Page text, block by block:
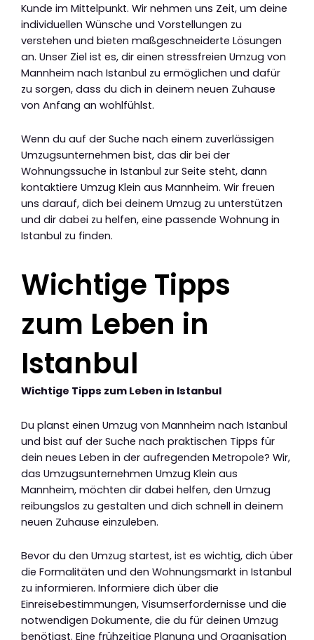
Kunde im Mittelpunkt. Wir nehmen uns Zeit, um deine
individuellen Wünsche und Vorstellungen zu
verstehen und bieten maßgeschneiderte Lösungen
an. Unser Ziel ist es, dir einen stressfreien Umzug von
Mannheim nach Istanbul zu ermöglichen und dafür
zu sorgen, dass du dich in deinem neuen Zuhause
von Anfang an wohlfühlst.
Wenn du auf der Suche nach einem zuverlässigen
Umzugsunternehmen bist, das dir bei der
Wohnungssuche in Istanbul zur Seite steht, dann
kontaktiere Umzug Klein aus Mannheim. Wir freuen
uns darauf, dich bei deinem Umzug zu unterstützen
und dir dabei zu helfen, eine passende Wohnung in
Istanbul zu finden.
Wichtige Tipps
zum Leben in
Istanbul
Wichtige Tipps zum Leben in Istanbul
Du planst einen Umzug von Mannheim nach Istanbul
und bist auf der Suche nach praktischen Tipps für
dein neues Leben in der aufregenden Metropole? Wir,
das Umzugsunternehmen Umzug Klein aus
Mannheim, möchten dir dabei helfen, den Umzug
reibungslos zu gestalten und dich schnell in deinem
neuen Zuhause einzuleben.
Bevor du den Umzug startest, ist es wichtig, dich über
die Formalitäten und den Wohnungsmarkt in Istanbul
zu informieren. Informiere dich über die
Einreisebestimmungen, Visumserfordernisse und die
notwendigen Dokumente, die du für deinen Umzug
benötigst. Eine frühzeitige Planung und Organisation